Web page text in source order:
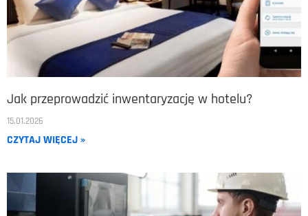
Jak przeprowadzić inwentaryzację w hotelu?
15.01.2026
CZYTAJ WIĘCEJ »